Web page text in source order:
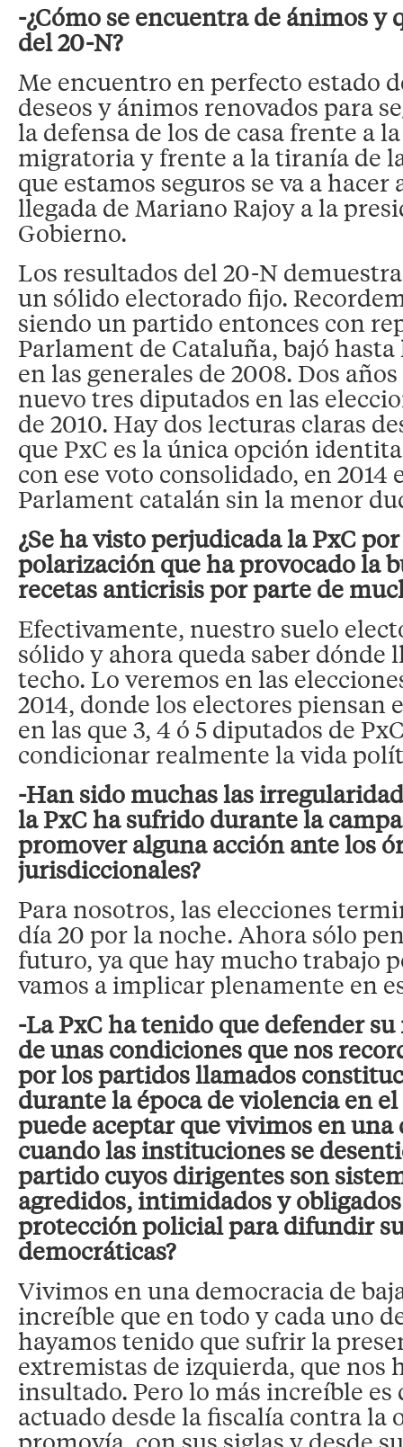
-¿Cómo se encuentra de ánimos y
del 20-N?
Me encuentro en perfecto estado
deseos y ánimos renovados para
la defensa de los de casa frente a
migratoria y frente a la tiranía de
que estamos seguros se va a
llegada de Mariano Rajoy a la
Gobierno.
Los resultados del 20-N
un sólido electorado fijo.
siendo un partido entonces con
Parlament de Cataluña, bajó
en las generales de 2008. Dos
nuevo tres diputados en las
de 2010. Hay dos lecturas claras
que PxC es la única opción
con ese voto consolidado, en 2014
Parlament catalán sin la menor
¿Se ha visto perjudicada la PxC
polarización que ha provocado la
recetas anticrisis por parte de
Efectivamente, nuestro suelo
sólido y ahora queda saber dónde
techo. Lo veremos en las
2014, donde los electores piensan
en las que 3, 4 ó 5 diputados de
condicionar realmente la vida
-Han sido muchas las
la PxC ha sufrido durante la
promover alguna acción ante los
jurisdiccionales?
Para nosotros, las elecciones
día 20 por la noche. Ahora sólo
futuro, ya que hay mucho trabajo
vamos a implicar plenamente en
-La PxC ha tenido que defender
de unas condiciones que nos
por los partidos llamados
durante la época de violencia en el
puede aceptar que vivimos en
cuando las instituciones se
partido cuyos dirigentes son
agredidos, intimidados y
protección policial para difundir
democráticas?
Vivimos en una democracia de
increíble que en todo y cada uno
hayamos tenido que sufrir la
extremistas de izquierda, que nos
insultado. Pero lo más increíble es
actuado desde la fiscalía contra la
promovía, con sus siglas y desde